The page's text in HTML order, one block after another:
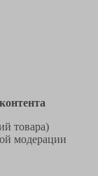
товара)
модерации